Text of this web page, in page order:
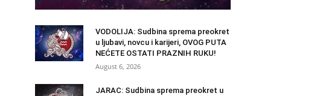
VODOLIJA: Sudbina sprema preokret
u ljubavi, novcu i karijeri, OVOG PUTA
NEĆETE OSTATI PRAZNIH RUKU!
August 6, 2026
JARAC: Sudbina sprema preokret u